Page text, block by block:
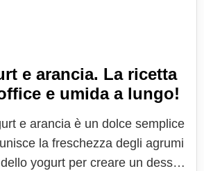
e arancia. La ricetta
e umida a lungo!
e arancia è un dolce semplice
la freschezza degli agrumi
yogurt per creare un dessert